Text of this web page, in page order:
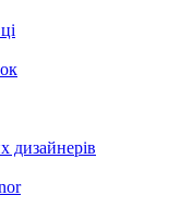
дизайнерів